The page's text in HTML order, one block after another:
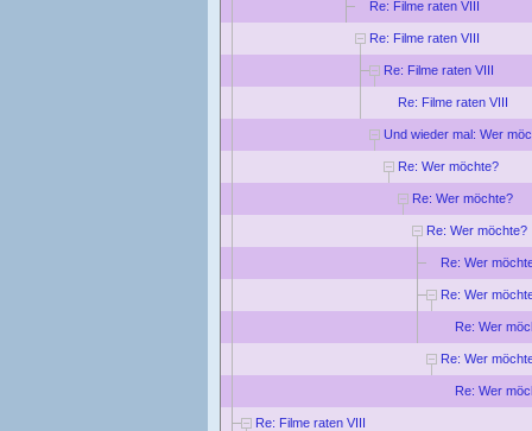
Re: Filme raten VIII
Re: Filme raten VIII
Re: Filme raten VIII
Re: Filme raten VIII
Und wieder mal: Wer
Re: Wer möchte?
Re: Wer möchte?
Re: Wer möchte?
Re: Wer
Re: Wer
Re: Wer
Re: Wer
Re: Wer
Re: Filme raten VIII